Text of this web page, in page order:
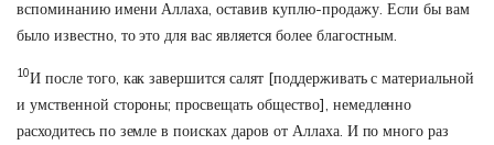
вспоминанию имени Аллаха, оставив куплю-продажу. Если бы вам
было известно, то это для вас является более благостным.
10И после того, как завершится салят [поддерживать с материальной
и умственной стороны; просвещать общество], немедленно
расходитесь по земле в поисках даров от Аллаха. И по много раз